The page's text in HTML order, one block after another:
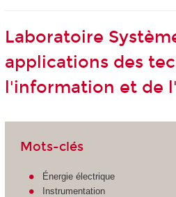
Laboratoire
applications des
l'information et de
Mots-clés
Énergie électrique
Instrumentation